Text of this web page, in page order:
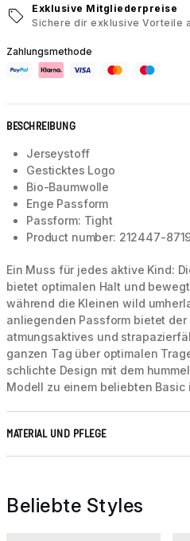
Exklusive Mitgliederpreise
Sichere dir exklusive Vorteile
Zahlungsmethode
BESCHREIBUNG
Jerseystoff
Gesticktes Logo
Bio-Baumwolle
Enge Passform
Passform: Tight
Product number: 212447-
Ein Muss für jedes aktive Kind:
bietet optimalen Halt und bewegt
während die Kleinen wild
anliegenden Passform bietet
atmungsaktives und
ganzen Tag über optimalen
schlichte Design mit dem
Modell zu einem beliebten Basic
MATERIAL UND PFLEGE
Beliebte Styles